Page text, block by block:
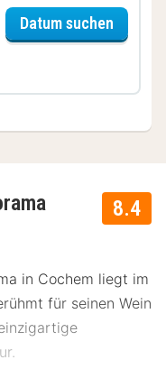
Datum suchen
8.4
in Cochem liegt im
für seinen Wein